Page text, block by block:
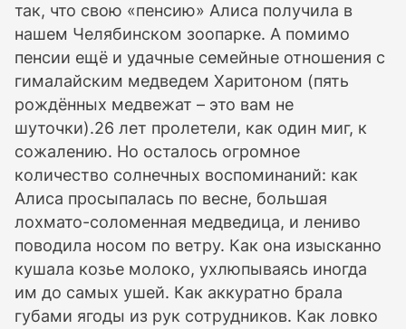
так, что свою «пенсию» Алиса получила в
нашем Челябинском зоопарке. А помимо
пенсии ещё и удачные семейные отношения с
гималайским медведем Харитоном (пять
рождённых медвежат – это вам не
шуточки).26 лет пролетели, как один миг, к
сожалению. Но осталось огромное
количество солнечных воспоминаний: как
Алиса просыпалась по весне, большая
лохмато-соломенная медведица, и лениво
поводила носом по ветру. Как она изысканно
кушала козье молоко, ухлюпываясь иногда
им до самых ушей. Как аккуратно брала
губами ягоды из рук сотрудников. Как ловко